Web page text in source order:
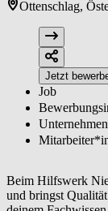
Ottenschlag,
Jetzt
Job
Unternehmen
Beim Hilfswerk
und bringst